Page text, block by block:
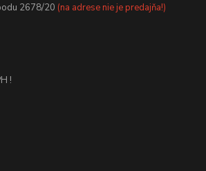
2678/20 (na adrese nie je predajňa!)
!